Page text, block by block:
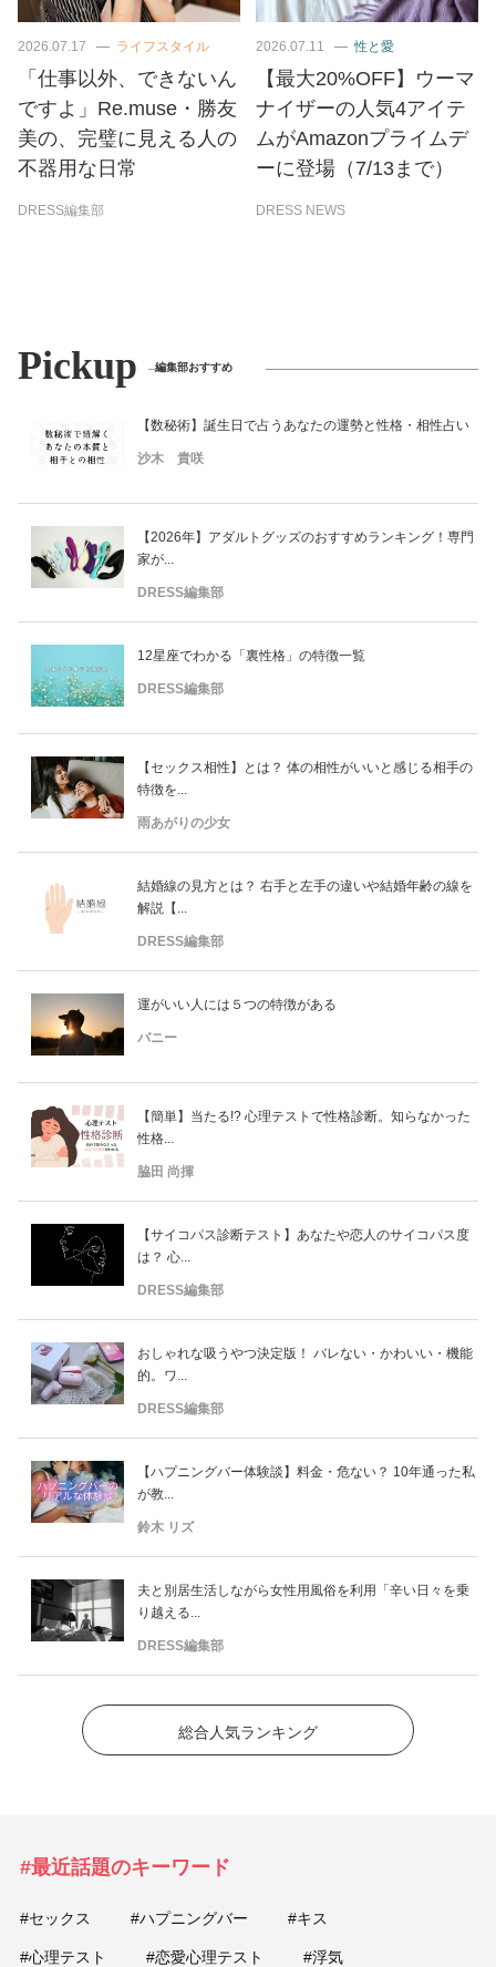
2026.07.17 ライフスタイル
「仕事以外、できないん
ですよ」Re.muse・勝友
美の、完璧に見える人の
不器用な日常
DRESS編集部
2026.07.11 性と愛
【最大20%OFF】ウーマ
ナイザーの人気4アイテ
ムがAmazonプライムデ
ーに登場（7/13まで）
DRESS NEWS
Pickup 編集部おすすめ
【数秘術】誕生日で占うあなたの運勢と性格・相性占い
沙木 貴咲
【2026年】アダルトグッズのおすすめランキング！専門
家が...
DRESS編集部
12星座でわかる「裏性格」の特徴一覧
DRESS編集部
【セックス相性】とは？ 体の相性がいいと感じる相手の
特徴を...
雨あがりの少女
結婚線の見方とは？ 右手と左手の違いや結婚年齢の線を
解説【...
DRESS編集部
運がいい人には５つの特徴がある
バニー
【簡単】当たる!? 心理テストで性格診断。知らなかった
性格...
脇田 尚揮
【サイコパス診断テスト】あなたや恋人のサイコパス度
は？ 心...
DRESS編集部
おしゃれな吸うやつ決定版！ バレない・かわいい・機能
的。ワ...
DRESS編集部
【ハプニングバー体験談】料金・危ない？ 10年通った私
が教...
鈴木 リズ
夫と別居生活しながら女性用風俗を利用「辛い日々を乗
り越える...
DRESS編集部
総合人気ランキング
#最近話題のキーワード
#セックス #ハプニングバー #キス
#心理テスト #恋愛心理テスト #浮気